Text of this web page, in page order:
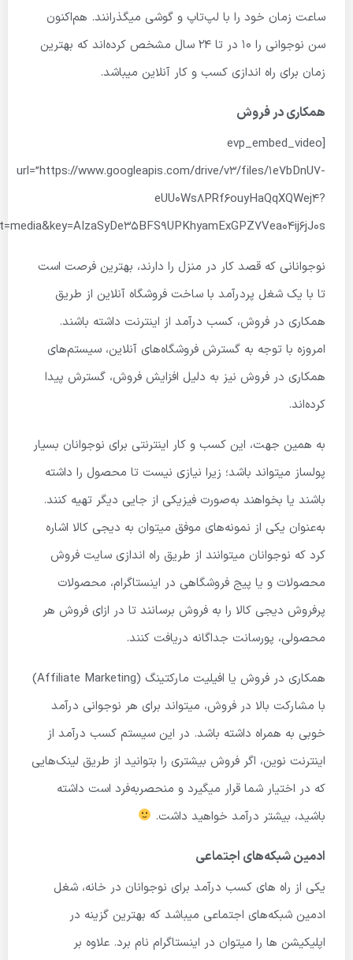
ساعت زمان خود را با لپ‌تاپ و گوشی میگذرانند. هم‌اکنون
سن نوجوانی را 10 در تا 24 سال مشخص کرده‌اند که بهترین
زمان برای راه اندازی کسب و کار آنلاین میباشد.
همکاری در فروش
[evp_embed_video
url=”https://www.googleapis.com/drive/v3/files/1e7bDnU7-
eUU0Ws8PRf6ouyHaQqXQWej4?
نوجوانانی که قصد کار در منزل را دارند، بهترین فرصت است
تا با یک شغل پردرآمد با ساخت فروشگاه آنلاین از طریق
همکاری در فروش، کسب درآمد از اینترنت داشته باشند.
امروزه با توجه به گسترش فروشگاه‌های آنلاین، سیستم‌های
همکاری در فروش نیز به دلیل افزایش فروش، گسترش پیدا
کرده‌اند.
به همین جهت، این کسب و کار اینترنتی برای نوجوانان بسیار
پولساز میتواند باشد؛ زیرا نیازی نیست تا محصول را داشته
باشند یا بخواهند به‌صورت فیزیکی از جایی دیگر تهیه کنند.
به‌عنوان یکی از نمونه‌های موفق میتوان به دیجی کالا اشاره
کرد که نوجوانان میتوانند از طریق راه اندازی سایت فروش
محصولات و یا پیج فروشگاهی در اینستاگرام، محصولات
پرفروش دیجی کالا را به فروش برسانند تا در ازای فروش هر
محصولی، پورسانت جداگانه دریافت کنند.
همکاری در فروش یا افیلیت مارکتینگ (Affiliate Marketing)
با مشارکت بالا در فروش، میتواند برای هر نوجوانی درآمد
خوبی به همراه داشته باشد. در این سیستم کسب درآمد از
اینترنت نوین، اگر فروش بیشتری را بتوانید از طریق لینک‌هایی
که در اختیار شما قرار میگیرد و منحصربه‌فرد است داشته
باشید، بیشتر درآمد خواهید داشت.
ادمین شبکه‌های اجتماعی
یکی از راه های کسب درآمد برای نوجوانان در خانه، شغل
ادمین شبکه‌های اجتماعی میباشد که بهترین گزینه در
اپلیکیشن ­ها را میتوان در اینستاگرام نام برد. علاوه بر